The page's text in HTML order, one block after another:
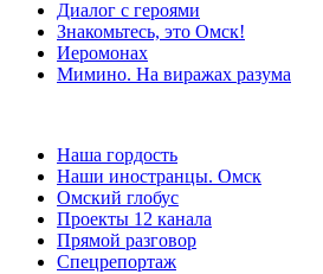
Диалог с героями
Знакомьтесь, это Омск!
Иеромонах
Мимино. На виражах разума
Наша гордость
Наши иностранцы. Омск
Омский глобус
Проекты 12 канала
Прямой разговор
Спецрепортаж